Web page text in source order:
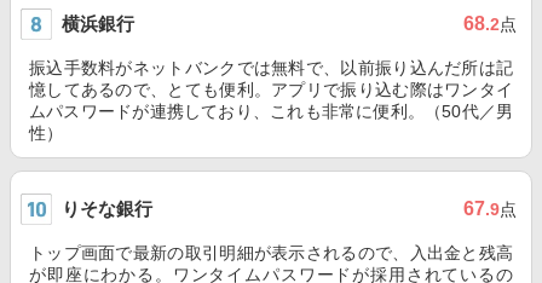
横浜銀行 68.2点
振込手数料がネットバンクでは無料で、以前振り込んだ所は記
憶してあるので、とても便利。アプリで振り込む際はワンタイ
ムパスワードが連携しており、これも非常に便利。（50代／男
性）
りそな銀行 67.9点
トップ画面で最新の取引明細が表示されるので、入出金と残高
が即座にわかる。ワンタイムパスワードが採用されているの